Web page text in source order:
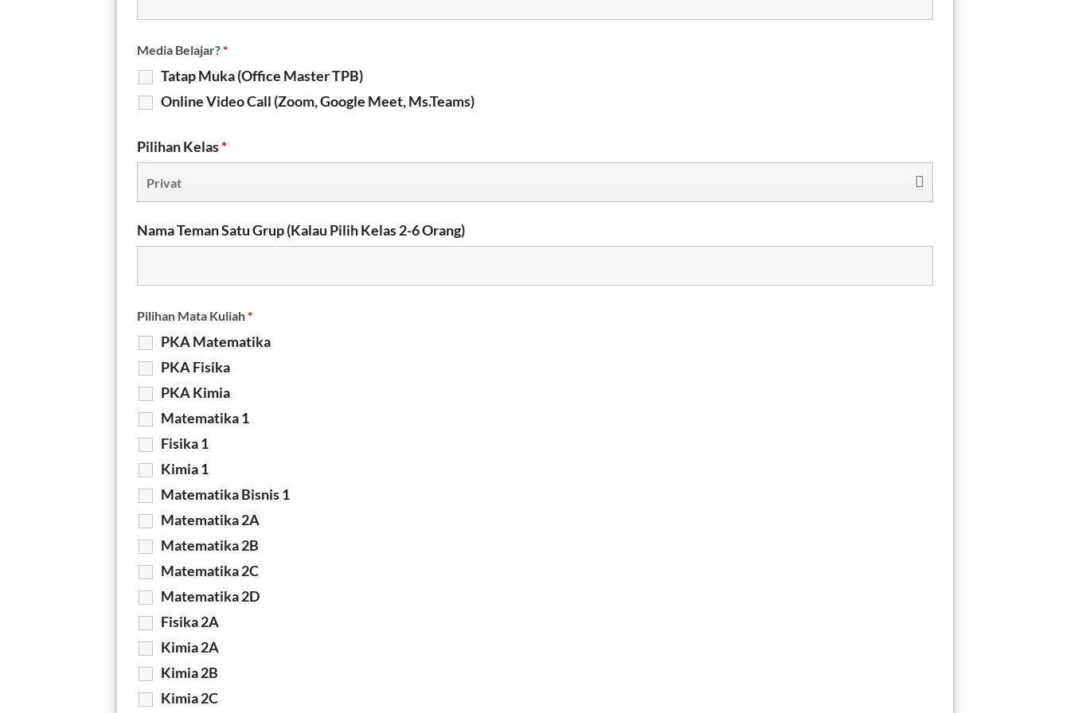
Media Belajar?*
Tatap Muka (Office Master TPB)
Online Video Call (Zoom, Google Meet, Ms.Teams)
Pilihan Kelas*
Nama Teman Satu Grup (Kalau Pilih Kelas 2-6 Orang)
Pilihan Mata Kuliah*
PKA Matematika
PKA Fisika
PKA Kimia
Matematika 1
Fisika 1
Kimia 1
Matematika Bisnis 1
Matematika 2A
Matematika 2B
Matematika 2C
Matematika 2D
Fisika 2A
Kimia 2A
Kimia 2B
Kimia 2C